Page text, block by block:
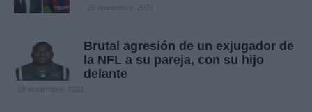
20 noviembre, 2021
Brutal agresión de un exjugador de
la NFL a su pareja, con su hijo
delante
19 noviembre, 2021